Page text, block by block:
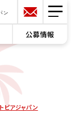
公募情報
ピアジャパン